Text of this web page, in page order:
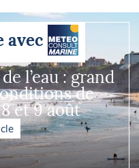
avec
l’eau : grand
de
et 9 août